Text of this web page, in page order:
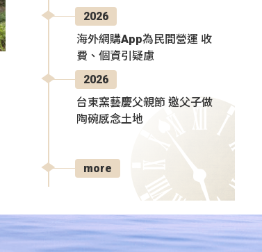
2026
海外網購App為民間營運 收
費、個資引疑慮
2026
台東窯藝慶父親節 邀父子做
陶碗感念土地
more